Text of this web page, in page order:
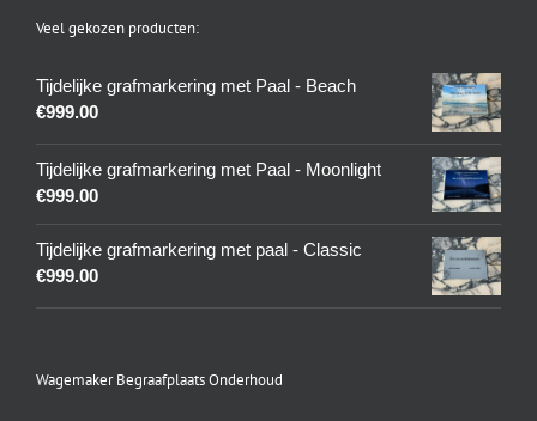
Veel gekozen producten:
Tijdelijke grafmarkering met Paal - Beach
€999.00
Tijdelijke grafmarkering met Paal - Moonlight
€999.00
Tijdelijke grafmarkering met paal - Classic
€999.00
Wagemaker Begraafplaats Onderhoud